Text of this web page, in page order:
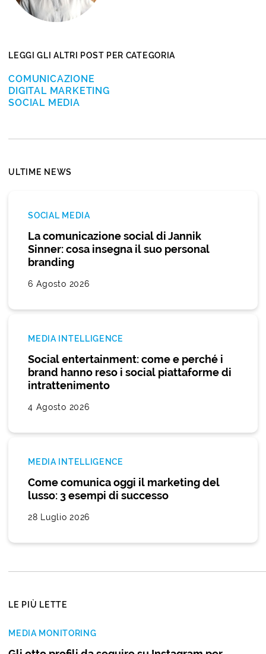
LEGGI GLI ALTRI POST PER CATEGORIA
COMUNICAZIONE
DIGITAL MARKETING
SOCIAL MEDIA
ULTIME NEWS
SOCIAL MEDIA
La comunicazione social di Jannik
Sinner: cosa insegna il suo personal
branding
6 Agosto 2026
MEDIA INTELLIGENCE
Social entertainment: come e perché i
brand hanno reso i social piattaforme di
intrattenimento
4 Agosto 2026
MEDIA INTELLIGENCE
Come comunica oggi il marketing del
lusso: 3 esempi di successo
28 Luglio 2026
LE PIÙ LETTE
MEDIA MONITORING